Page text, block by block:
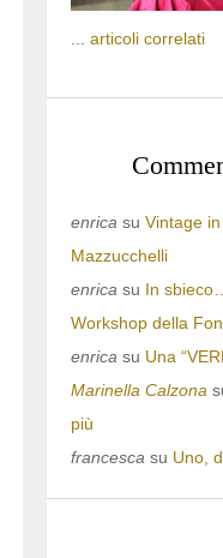
articoli correlati
enrica su Vintage
Mazzucchelli
enrica su In
Workshop della
enrica su Una
Marinella Calzona
più
francesca su Uno,